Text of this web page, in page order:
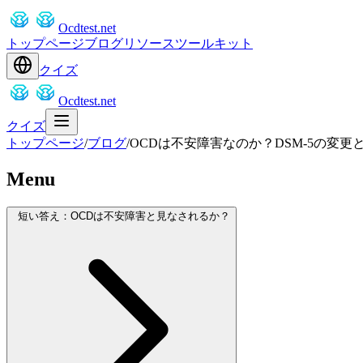
Ocdtest.net
トップページブログリソースツールキット
クイズ
Ocdtest.net
クイズ
トップページ/ブログ/OCDは不安障害なのか？DSM-5の変更
Menu
短い答え：OCDは不安障害と見なされるか？